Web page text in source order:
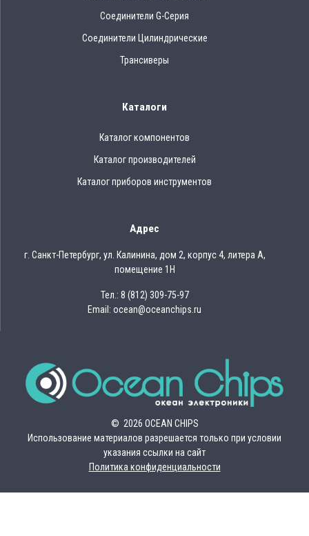
Соединители G-Серия
Соединители Цилиндрические
Трансиверы
Каталоги
Каталог компонентов
Каталог производителей
Каталог приборов инструментов
Адрес
г. Санкт-Петербург, ул. Калинина, дом 2, корпус 4, литера А,
помещение 1Н
Тел.: 8 (812) 309-75-97
Email: ocean@oceanchips.ru
© 2026 OCEAN CHIPS
Использование материалов разрешается только при условии
указания ссылки на сайт
Политика конфиденциальности